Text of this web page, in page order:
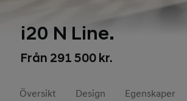
i20 N Line.
Från 291 500 kr.
Översikt Design Egenskaper